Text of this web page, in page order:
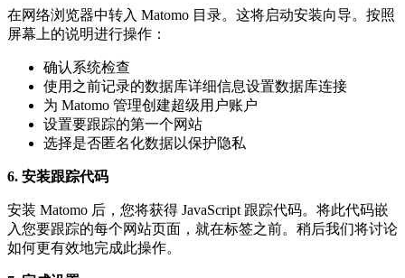
在网络浏览器中转入 Matomo 目录。这将启动安装向导。按照
屏幕上的说明进行操作：
确认系统检查
使用之前记录的数据库详细信息设置数据库连接
为 Matomo 管理创建超级用户账户
设置要跟踪的第一个网站
选择是否匿名化数据以保护隐私
6. 安装跟踪代码
安装 Matomo 后，您将获得 JavaScript 跟踪代码。将此代码嵌
入您要跟踪的每个网站页面，就在标签之前。稍后我们将讨论
如何更有效地完成此操作。